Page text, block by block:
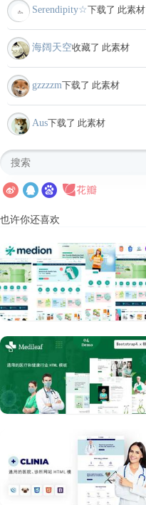
Serendipity☆下载了 此素材
海阔天空收藏了 此素材
gzzzzm下载了 此素材
Aus下载了 此素材
也许你还喜欢